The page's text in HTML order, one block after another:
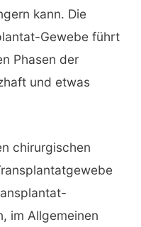
kann. Die
Gewebe führt
Phasen der
und etwas
chirurgischen
im Allgemeinen